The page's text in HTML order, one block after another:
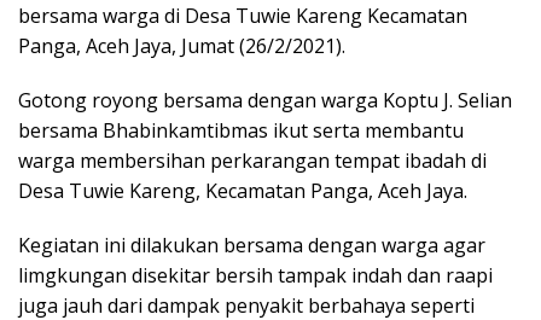
bersama warga di Desa Tuwie Kareng Kecamatan
Panga, Aceh Jaya, Jumat (26/2/2021).
Gotong royong bersama dengan warga Koptu J. Selian
bersama Bhabinkamtibmas ikut serta membantu
warga membersihan perkarangan tempat ibadah di
Desa Tuwie Kareng, Kecamatan Panga, Aceh Jaya.
Kegiatan ini dilakukan bersama dengan warga agar
limgkungan disekitar bersih tampak indah dan raapi
juga jauh dari dampak penyakit berbahaya seperti